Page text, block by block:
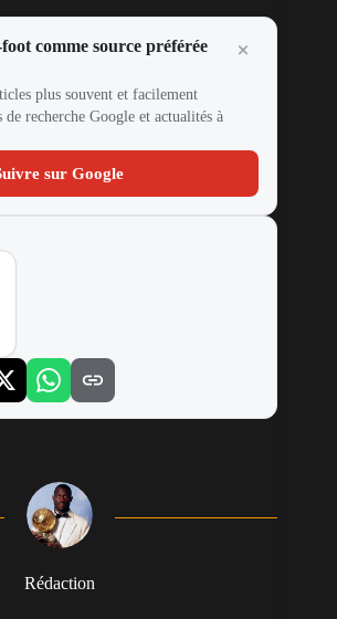
comme source préférée
plus souvent et facilement
de recherche Google et actualités à
sur Google
Rédaction